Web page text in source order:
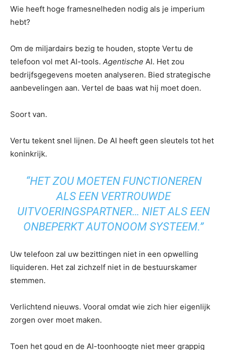
Wie heeft hoge framesnelheden nodig als je imperium
hebt?
Om de miljardairs bezig te houden, stopte Vertu de
telefoon vol met AI-tools. Agentische AI. Het zou
bedrijfsgegevens moeten analyseren. Bied strategische
aanbevelingen aan. Vertel de baas wat hij moet doen.
Soort van.
Vertu tekent snel lijnen. De AI heeft geen sleutels tot het
koninkrijk.
“HET ZOU MOETEN FUNCTIONEREN
ALS EEN VERTROUWDE
UITVOERINGSPARTNER… NIET ALS EEN
ONBEPERKT AUTONOOM SYSTEEM.”
Uw telefoon zal uw bezittingen niet in een opwelling
liquideren. Het zal zichzelf niet in de bestuurskamer
stemmen.
Verlichtend nieuws. Vooral omdat wie zich hier eigenlijk
zorgen over moet maken.
Toen het goud en de AI-toonhoogte niet meer grappig